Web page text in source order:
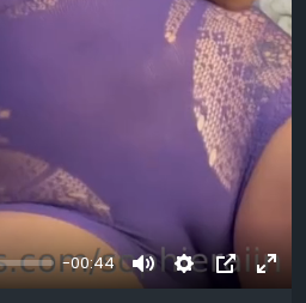
-00:44
MuteSettings